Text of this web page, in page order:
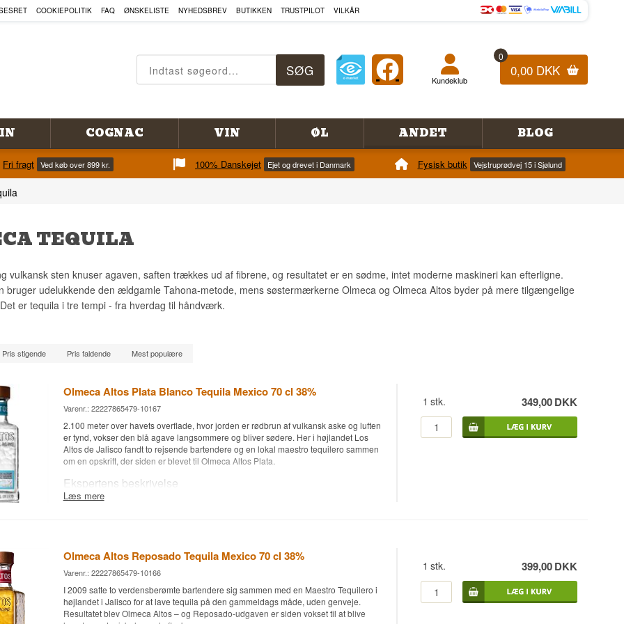
COOKIEPOLITIK FAQ ØNSKELISTE NYHEDSBREV BUTIKKEN TRUSTPILOT VILKÅR
0
0,00 DKK
Kundeklub
COGNAC VIN ØL ANDET BLOG
Fri fragt Ved køb over 899 kr. 100% Danskejet Ejet og drevet i Danmark Fysisk butik Vejstruprødvej 15 i Sjølund
TEQUILA
vulkansk sten knuser agaven, saften trækkes ud af fibrene, og resultatet er en sødme, intet moderne maskineri kan efterligne.
bruger udelukkende den ældgamle Tahona-metode, mens søstermærkerne Olmeca og Olmeca Altos byder på mere tilgængelige
er tequila i tre tempi - fra hverdag til håndværk.
Pris stigende Pris faldende Mest populære
Olmeca Altos Plata Blanco Tequila Mexico 70 cl 38%
Varenr.: 22227865479-10167
2.100 meter over havets overflade, hvor jorden er rødbrun af vulkansk aske og luften
er tynd, vokser den blå agave langsommere og bliver sødere. Her i højlandet Los
Altos de Jalisco fandt to rejsende bartendere og en lokal maestro tequilero sammen
om en opskrift, der siden er blevet til Olmeca Altos Plata.
Ekspertens beskrivelse
og Dre Masso rejste til Jalisco og slog sig sammen med maestro tequilero Jesús
Hernández, som stadig i dag står i spidsen for produktionen. Agaverne koges
langsomt i murstensovne i tre døgn, før de knuses med både den flere hundrede år
gamle tahona-sten og en moderne rullemølle - en kombination, der giver tequilaen
både kraft og blødhed. Plata-udgaven aftappes direkte efter destillation i
kobberbrændevinsapparater, uden lagring, så agavens rene karakter står tilbage.
Læs mere
1 stk. 349,00DKK
Olmeca Altos Reposado Tequila Mexico 70 cl 38%
Varenr.: 22227865479-10166
I 2009 satte to verdensberømte bartendere sig sammen med en Maestro Tequilero i
højlandet i Jalisco for at lave tequila på den gammeldags måde, uden genveje.
Resultatet blev Olmeca Altos – og Reposado-udgaven er siden vokset til at blive
1 stk. 399,00DKK